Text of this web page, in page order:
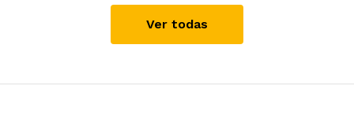
Ver todas